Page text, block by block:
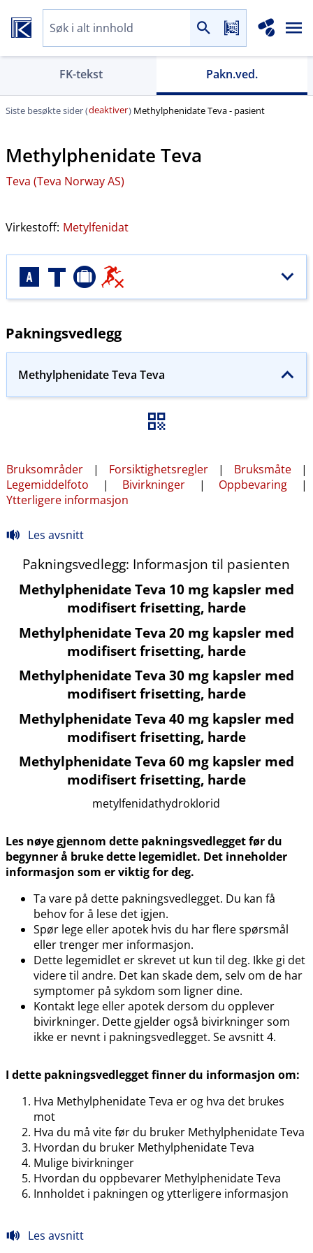
FK-tekst Pakn.ved.
Siste besøkte sider (deaktiver) Methylphenidate Teva - pasient
Methylphenidate Teva
Teva (Teva Norway AS)
Virkestoff: Metylfenidat
Pakningsvedlegg
Methylphenidate Teva Teva
Bruksområder | Forsiktighetsregler | Bruksmåte |
Legemiddelfoto | Bivirkninger | Oppbevaring |
Ytterligere informasjon
Les avsnitt
Pakningsvedlegg: Informasjon til pasienten
Methylphenidate Teva 10 mg kapsler med
modifisert frisetting, harde
Methylphenidate Teva 20 mg kapsler med
modifisert frisetting, harde
Methylphenidate Teva 30 mg kapsler med
modifisert frisetting, harde
Methylphenidate Teva 40 mg kapsler med
modifisert frisetting, harde
Methylphenidate Teva 60 mg kapsler med
modifisert frisetting, harde
metylfenidathydroklorid
Les nøye gjennom dette pakningsvedlegget før du
begynner å bruke dette legemidlet. Det inneholder
informasjon som er viktig for deg.
Ta vare på dette pakningsvedlegget. Du kan få
behov for å lese det igjen.
Spør lege eller apotek hvis du har flere spørsmål
eller trenger mer informasjon.
Dette legemidlet er skrevet ut kun til deg. Ikke gi det
videre til andre. Det kan skade dem, selv om de har
symptomer på sykdom som ligner dine.
Kontakt lege eller apotek dersom du opplever
bivirkninger. Dette gjelder også bivirkninger som
ikke er nevnt i pakningsvedlegget. Se avsnitt 4.
I dette pakningsvedlegget finner du informasjon om:
Hva Methylphenidate Teva er og hva det brukes
mot
Hva du må vite før du bruker Methylphenidate Teva
Hvordan du bruker Methylphenidate Teva
Mulige bivirkninger
Hvordan du oppbevarer Methylphenidate Teva
Innholdet i pakningen og ytterligere informasjon
Les avsnitt